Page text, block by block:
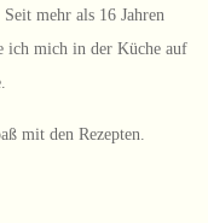
mehr als 16 Jahren
ich mich in der Küche auf
mit den Rezepten.